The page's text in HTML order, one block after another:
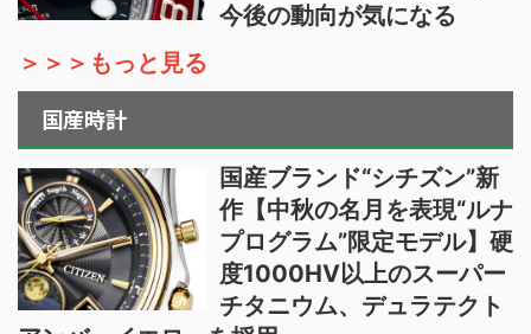
今後の動向が気になる
＞＞＞もっと見る
国産時計
国産ブランド“シチズン”新
作【中秋の名月を表現“ルナ
プログラム”限定モデル】硬
度1000HV以上のスーパー
チタニウム、デュラテクト